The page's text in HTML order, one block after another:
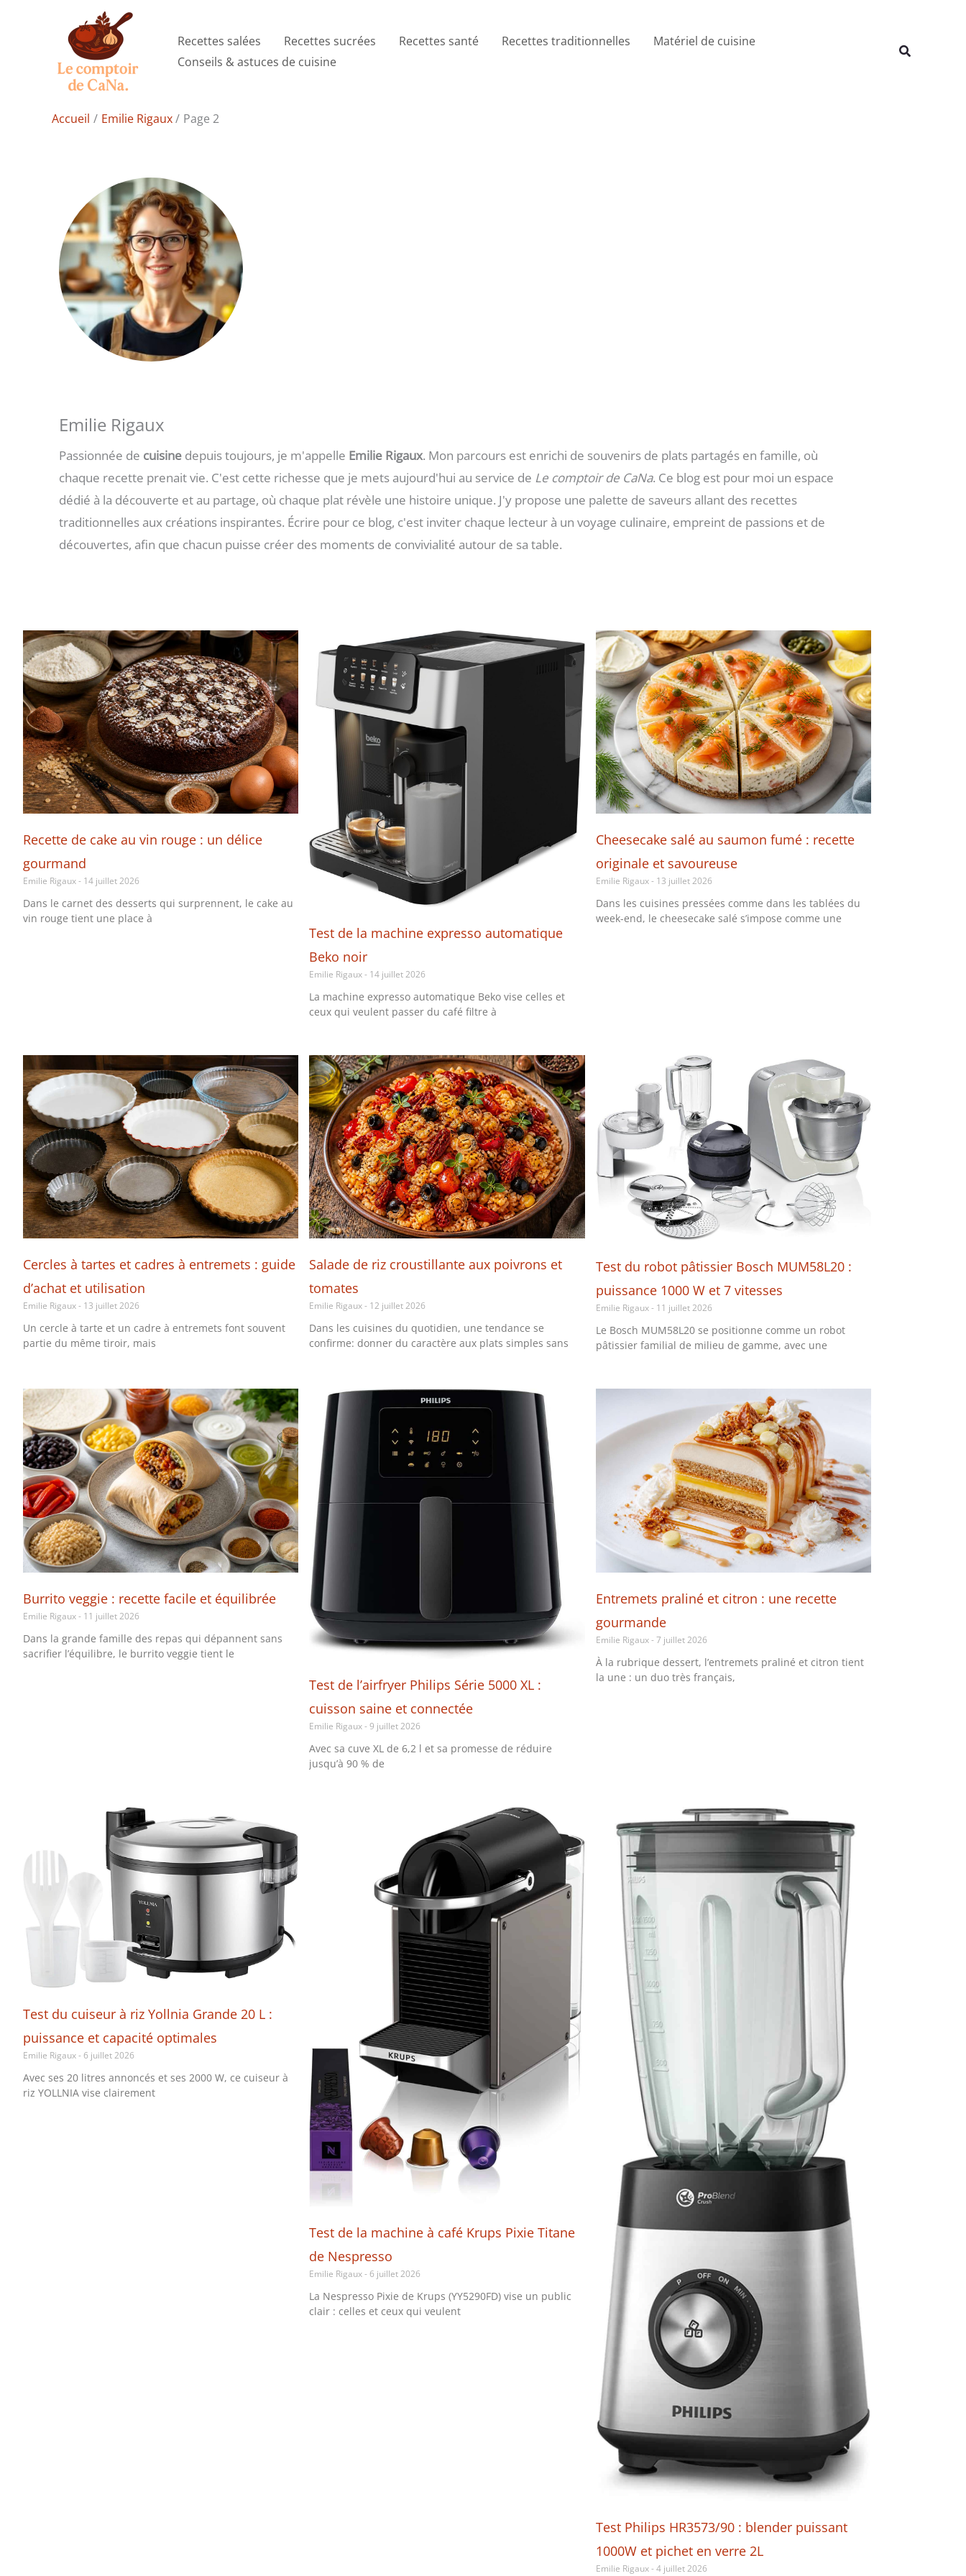
Recettes salées Recettes sucrées Recettes santé Recettes traditionnelles
Matériel de cuisine
Conseils & astuces de cuisine
Rechercher
Accueil Emilie Rigaux Page 2
Emilie Rigaux
Passionnée de cuisine depuis toujours, je m'appelle Emilie Rigaux. Mon parcours est enrichi de souvenirs de plats partagés en famille, où
chaque recette prenait vie. C'est cette richesse que je mets aujourd'hui au service de Le comptoir de CaNa. Ce blog est pour moi un espace
dédié à la découverte et au partage, où chaque plat révèle une histoire unique. J'y propose une palette de saveurs allant des recettes
traditionnelles aux créations inspirantes. Écrire pour ce blog, c'est inviter chaque lecteur à un voyage culinaire, empreint de passions et de
découvertes, afin que chacun puisse créer des moments de convivialité autour de sa table.
Recette de cake au vin rouge : un délice
gourmand
Emilie Rigaux 14 juillet 2026
Dans le carnet des desserts qui surprennent, le cake au
vin rouge tient une place à
Test de la machine expresso automatique
Beko noir
Emilie Rigaux 14 juillet 2026
La machine expresso automatique Beko vise celles et
ceux qui veulent passer du café filtre à
Cheesecake salé au saumon fumé : recette
originale et savoureuse
Emilie Rigaux 13 juillet 2026
Dans les cuisines pressées comme dans les tablées du
week-end, le cheesecake salé s’impose comme une
Cercles à tartes et cadres à entremets : guide
d’achat et utilisation
Emilie Rigaux 13 juillet 2026
Un cercle à tarte et un cadre à entremets font souvent
partie du même tiroir, mais
Salade de riz croustillante aux poivrons et
tomates
Emilie Rigaux 12 juillet 2026
Dans les cuisines du quotidien, une tendance se
confirme: donner du caractère aux plats simples sans
Test du robot pâtissier Bosch MUM58L20 :
puissance 1000 W et 7 vitesses
Emilie Rigaux 11 juillet 2026
Le Bosch MUM58L20 se positionne comme un robot
pâtissier familial de milieu de gamme, avec une
Burrito veggie : recette facile et équilibrée
Emilie Rigaux 11 juillet 2026
Dans la grande famille des repas qui dépannent sans
sacrifier l’équilibre, le burrito veggie tient le
Test de l’airfryer Philips Série 5000 XL :
cuisson saine et connectée
Emilie Rigaux 9 juillet 2026
Avec sa cuve XL de 6,2 l et sa promesse de réduire
jusqu’à 90 % de
Entremets praliné et citron : une recette
gourmande
Emilie Rigaux 7 juillet 2026
À la rubrique dessert, l’entremets praliné et citron tient
la une : un duo très français,
Test du cuiseur à riz Yollnia Grande 20 L :
puissance et capacité optimales
Emilie Rigaux 6 juillet 2026
Avec ses 20 litres annoncés et ses 2000 W, ce cuiseur à
riz YOLLNIA vise clairement
Test de la machine à café Krups Pixie Titane
de Nespresso
Emilie Rigaux 6 juillet 2026
La Nespresso Pixie de Krups (YY5290FD) vise un public
clair : celles et ceux qui veulent
Test Philips HR3573/90 : blender puissant
1000W et pichet en verre 2L
Emilie Rigaux 4 juillet 2026